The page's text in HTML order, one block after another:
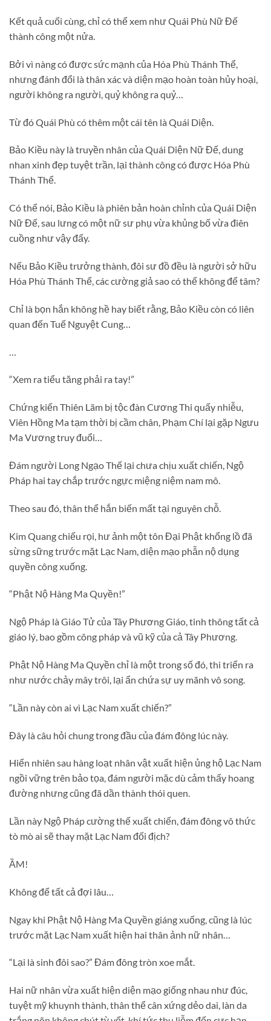
Kết quả cuối cùng, chỉ có thể xem như Quái Phù Nữ Đế
thành công một nửa.
Bởi vì nàng có được sức mạnh của Hóa Phù Thánh Thể,
nhưng đánh đổi là thân xác và diện mạo hoàn toàn hủy hoại,
người không ra người, quỷ không ra quỷ…
Từ đó Quái Phù có thêm một cái tên là Quái Diện.
Bảo Kiều này là truyền nhân của Quái Diện Nữ Đế, dung
nhan xinh đẹp tuyệt trần, lại thành công có được Hóa Phù
Thánh Thể.
Có thể nói, Bảo Kiều là phiên bản hoàn chỉnh của Quái Diện
Nữ Đế, sau lưng có một nữ sư phụ vừa khủng bố vừa điên
cuồng như vậy đấy.
Nếu Bảo Kiều trưởng thành, đôi sư đồ đều là người sở hữu
Hóa Phù Thánh Thể, các cường giả sao có thể không để tâm?
Chỉ là bọn hắn không hề hay biết rằng, Bảo Kiều còn có liên
quan đến Tuế Nguyệt Cung…
“Xem ra tiểu tăng phải ra tay!”
Chứng kiến Thiên Lãm bị tộc đàn Cương Thi quấy nhiễu,
Viên Hồng Ma tạm thời bị cầm chân, Phạm Chí lại gặp Ngưu
Ma Vương truy đuổi…
Đám người Long Ngạo Thế lại chưa chịu xuất chiến, Ngộ
Pháp hai tay chắp trước ngực miệng niệm nam mô.
Theo sau đó, thân thể hắn biến mất tại nguyên chỗ.
Kim Quang chiếu rọi, hư ảnh một tôn Đại Phật khổng lồ đã
sừng sững trước mặt Lạc Nam, diện mạo phẫn nộ dụng
quyền công xuống.
“Phật Nộ Hàng Ma Quyền!”
Ngộ Pháp là Giáo Tử của Tây Phương Giáo, tinh thông tất cả
giáo lý, bao gồm công pháp và vũ kỹ của cả Tây Phương.
Phật Nộ Hàng Ma Quyền chỉ là một trong số đó, thi triển ra
như nước chảy mây trôi, lại ẩn chứa sự uy mãnh vô song.
“Lần này còn ai vì Lạc Nam xuất chiến?”
Đây là câu hỏi chung trong đầu của đám đông lúc này.
Hiển nhiên sau hàng loạt nhân vật xuất hiện ủng hộ Lạc Nam
ngồi vững trên bảo tọa, đám người mặc dù cảm thấy hoang
đường nhưng cũng đã dần thành thói quen.
Lần này Ngộ Pháp cường thế xuất chiến, đám đông vô thức
tò mò ai sẽ thay mặt Lạc Nam đối địch?
ẦM!
Không để tất cả đợi lâu…
Ngay khi Phật Nộ Hàng Ma Quyền giáng xuống, cũng là lúc
trước mặt Lạc Nam xuất hiện hai thân ảnh nữ nhân…
“Lại là sinh đôi sao?” Đám đông tròn xoe mắt.
Hai nữ nhân vừa xuất hiện diện mạo giống nhau như đúc,
tuyệt mỹ khuynh thành, thân thể cân xứng dẻo dai, làn da